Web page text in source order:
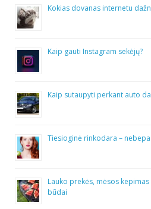
Kokias dovanas internetu
Kaip gauti Instagram sekėjų?
Kaip sutaupyti perkant auto
Tiesioginė rinkodara –
Lauko prekės, mėsos
būdai